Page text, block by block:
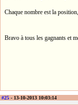
Chaque nombre est la
Bravo à tous les gagnants et
#25 - 13-10-2013 10:03:14